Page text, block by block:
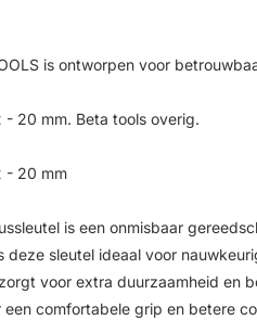
is ontworpen voor
- 20 mm. Beta tools overig.
- 20 mm
is een onmisbaar
sleutel ideaal voor
voor extra duurzaamheid en
comfortabele grip en betere